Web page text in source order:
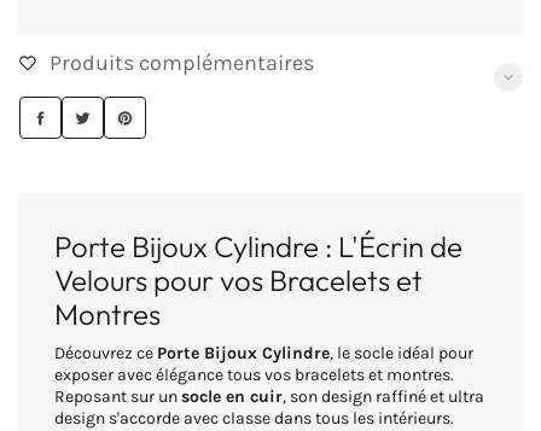
Produits complémentaires
PARTAGER
SUR
TWEETER
SUR
ÉPINGLER
SUR
Porte Bijoux Cylindre : L'Écrin de
Velours pour vos Bracelets et
Montres
Découvrez ce Porte Bijoux Cylindre, le socle idéal pour
exposer avec élégance tous vos bracelets et montres.
Reposant sur unsocle en cuir, son design raffiné et ultra
design s'accorde avec classe dans tous les intérieurs.